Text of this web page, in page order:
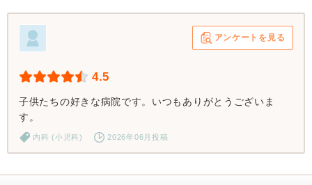
アンケートを見る
4.5
子供たちの好きな病院です。いつもありがとうございま
す。
内科 (小児科) 2026年06月投稿